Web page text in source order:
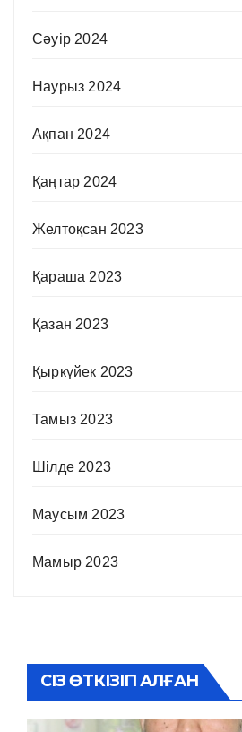
Сәуір 2024
Наурыз 2024
Ақпан 2024
Қаңтар 2024
Желтоқсан 2023
Қараша 2023
Қазан 2023
Қыркүйек 2023
Тамыз 2023
Шілде 2023
Маусым 2023
Мамыр 2023
СІЗ ӨТКІЗІП АЛҒАН